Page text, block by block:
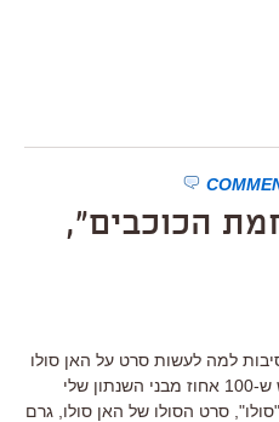
הכוכבים",
למה לעשות סרט על האן סולו
הצעיר הוא רעיון רע מאוד, ואני חש ש-100 אחוז מבני השנתון שלי
סרט הסולו של האן סולו, גרם